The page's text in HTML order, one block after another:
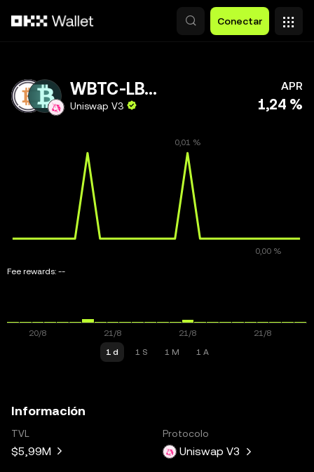
Conectar
WBTC-LBTC
Uniswap V3
APR
1,24 %
Fee rewards: --
1 d 1 S 1 M 1 A
Información
TVL
$5,99M
Protocolo
Uniswap V3